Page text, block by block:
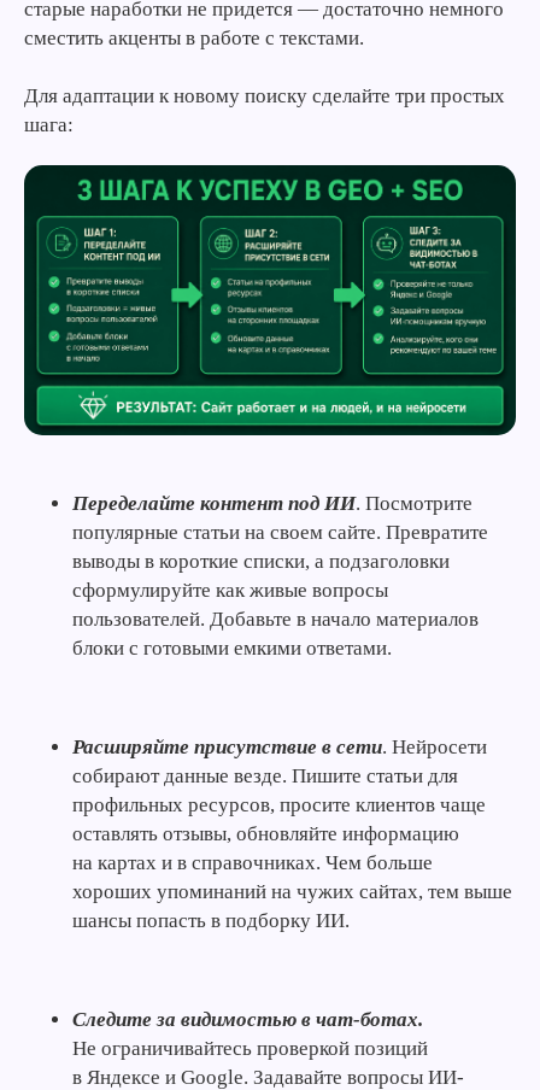
старые наработки не придется — достаточно немного
сместить акценты в работе с текстами.
Для адаптации к новому поиску сделайте три простых
шага:
Переделайте контент под ИИ. Посмотрите
популярные статьи на своем сайте. Превратите
выводы в короткие списки, а подзаголовки
сформулируйте как живые вопросы
пользователей. Добавьте в начало материалов
блоки с готовыми емкими ответами.
Расширяйте присутствие в сети. Нейросети
собирают данные везде. Пишите статьи для
профильных ресурсов, просите клиентов чаще
оставлять отзывы, обновляйте информацию
на картах и в справочниках. Чем больше
хороших упоминаний на чужих сайтах, тем выше
шансы попасть в подборку ИИ.
Следите за видимостью в чат-ботах.
Не ограничивайтесь проверкой позиций
в Яндексе и Google. Задавайте вопросы ИИ-